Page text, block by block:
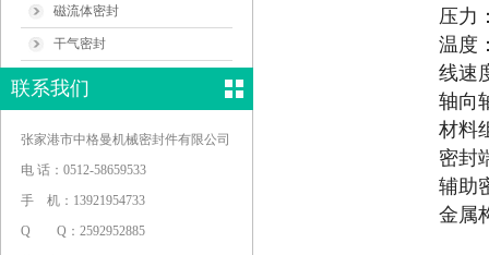
磁流体密封
干气密封
联系我们
张家港市中格曼机械密封件有限公司
电 话：0512-58659533
手 机：13921954733
Q Q：2592952885
压力
温度
线速
轴向
材料
密封
辅助
金属